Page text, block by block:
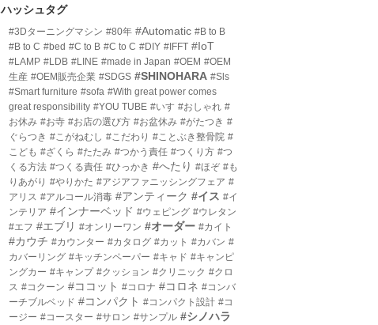
リ
数
ハッシュタグ
#3Dターニングマシン #80年 #Automatic #B to B
#B to C #bed #C to B #C to C #DIY #IFFT #IoT
#LAMP #LDB #LINE #made in Japan #OEM #OEM
生産 #OEM販売企業 #SDGS #SHINOHARA #Sls
#Smart furniture #sofa #With great power comes
great responsibility #YOU TUBE #いす #おしゃれ #
お休み #お寺 #お店の選び方 #お盆休み #がたつき #
ぐらつき #こがねむし #こだわり #ことぶき整骨院 #
こども #ざくら #たたみ #つかう責任 #つくり方 #つ
くる方法 #つくる責任 #ひっかき #へたり #ほぞ #も
りあがり #やりかた #アジアファニッシングフェア #
アリス #アルコール消毒 #アンティーク #イス #イ
ンテリア #インナーベッド #ウェピング #ウレタン
#エフ #エブリ #オンリーワン #オーダー #カイト
#カウチ #カウンター #カタログ #カット #カバン #
カバーリング #キッチンペーパー #キャド #キャンピ
ングカー #キャンプ #クッション #クリニック #クロ
ス #コクーン #ココット #コロナ #コロネ #コンバ
ーチブルベッド #コンパクト #コンパクト設計 #コ
ージー #コースター #サロン #サンプル #シノハラ